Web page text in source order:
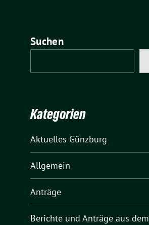
Suchen
Kategorien
Aktuelles Günzburg
Allgemein
Anträge
Berichte und Anträge aus